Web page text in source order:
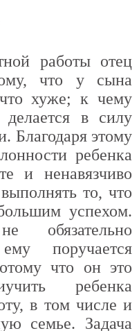
работы отец
что у сына
хуже; к чему
в силу
Благодаря этому
ребенка
и ненавязчиво
то, что
успехом.
поручается
что он это
ребенка
в том числе и
семье. Задача